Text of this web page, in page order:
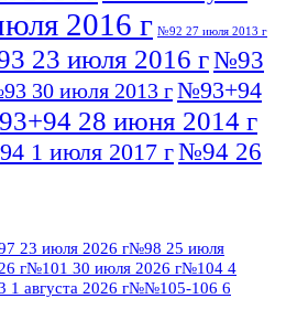
2016 г №92 27 июля 2013 г
23 июля 2016 г№93
30 июля 2013 г№93+94
28 июня 2014 г
1 июля 2017 г№94 26
г
г№95+96 3 августа
2017 г№96 9 августа
г
23 июля 2026 г№98 25 июля
г№101 30 июля 2026 г№104 4
августа 2026 г№№105-106 6